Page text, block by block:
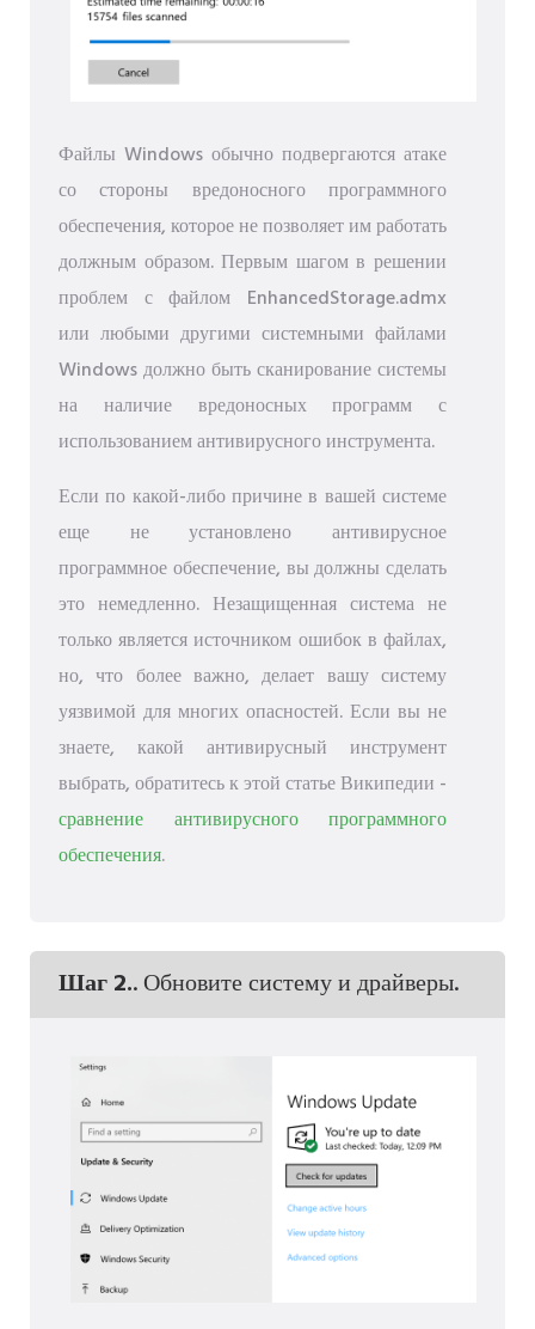
Файлы Windows обычно подвергаются атаке
со стороны вредоносного программного
обеспечения, которое не позволяет им работать
должным образом. Первым шагом в решении
проблем с файлом EnhancedStorage.admx
или любыми другими системными файлами
Windows должно быть сканирование системы
на наличие вредоносных программ с
использованием антивирусного инструмента.
Если по какой-либо причине в вашей системе
еще не установлено антивирусное
программное обеспечение, вы должны сделать
это немедленно. Незащищенная система не
только является источником ошибок в файлах,
но, что более важно, делает вашу систему
уязвимой для многих опасностей. Если вы не
знаете, какой антивирусный инструмент
выбрать, обратитесь к этой статье Википедии -
сравнение антивирусного программного
обеспечения.
Шаг 2.. Обновите систему и драйверы.